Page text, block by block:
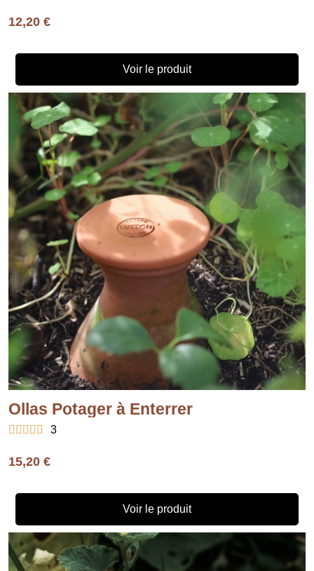
12,20 €
Voir le produit
Ollas Potager à Enterrer
     3
15,20 €
Voir le produit